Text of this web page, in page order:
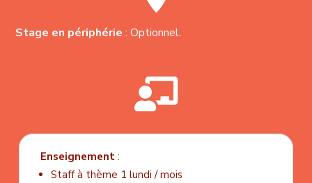
Stage en périphérie : Optionnel.

Enseignement :
Staff à thème 1 lundi / mois